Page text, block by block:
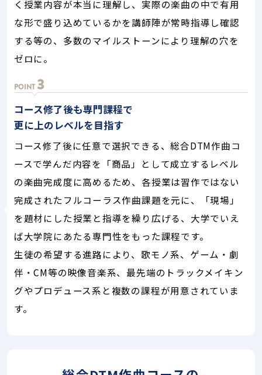
く授業内容が本当に理解し、実際の楽曲の中で有用
な形で盛り込めているかを講師陣が常時指導し確認
する等の、多数のマイルストーンにより理解の穴を
ゼロに。
POINT 3
コース修了後も専門課程で
更に上のレベルを目指す
コース修了後に任意で選択できる、総合DTM作曲コ
ースで学んだ内容を「商品」として成立するレベル
の楽曲完成度に高めるため、各授業は習作ではない
完成されたフルコーラス作曲課題を元に、「現場」
を題材にした授業と指導を繰り広げる、大学でいえ
ば大学院にあたる専門性をもった課程です。
生徒の希望する進路により、歌モノ系、ゲーム・劇
伴・CM等の映像音楽系、最先端のトラックメイキン
グやプロデュース系と複数の課程が用意されていま
す。